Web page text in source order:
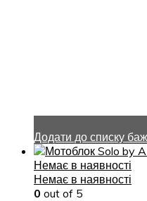
Додати до списку
Немає в наявності
Немає в наявності
0 out of 5